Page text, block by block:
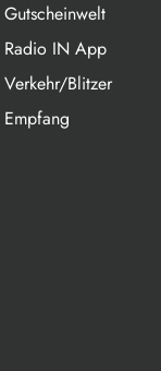
Gutscheinwelt
Radio IN App
Verkehr/Blitzer
Empfang